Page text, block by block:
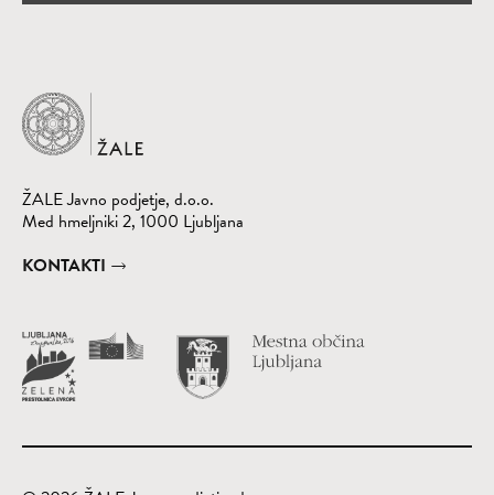
Domov
ŽALE Javno podjetje, d.o.o.
Med hmeljniki 2, 1000 Ljubljana
KONTAKTI